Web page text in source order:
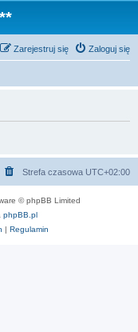
Zaloguj się
Zarejestruj się
Strefa czasowa UTC+02:00
© phpBB Limited
phpBB.pl
| Regulamin